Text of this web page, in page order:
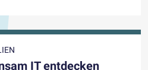
IT entdecken